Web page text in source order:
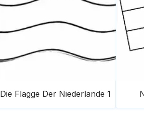
Die Flagge Der Niederlande 1